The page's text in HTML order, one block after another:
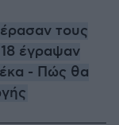
τους
έγραψαν
- Πώς θα